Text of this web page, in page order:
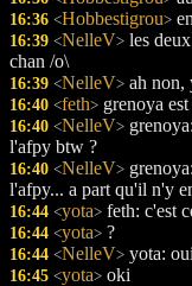
16:36 <Hobbestigrou>
16:39 <NelleV> les
chan /o\
16:39 <NelleV> ah non,
16:40 <feth> grenoya
16:40 <NelleV>
l'afpy btw ?
16:40 <NelleV>
l'afpy... a part qu'il n'y
16:44 <yota> feth: c'est
16:44 <yota> ?
16:44 <NelleV> yota: oui
16:45 <yota> oki